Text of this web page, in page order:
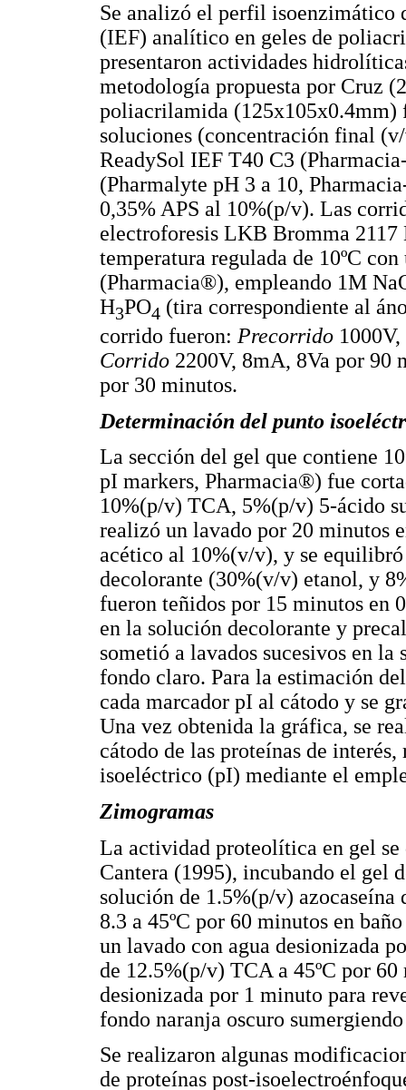
Se analizó el perfil isoenzimático
(IEF) analítico en geles de
presentaron actividades
metodología propuesta por Cruz
poliacrilamida (125x105x0.4mm)
soluciones (concentración final
ReadySol IEF T40 C3
(Pharmalyte pH 3 a 10,
0,35% APS al 10%(p/v). Las
electroforesis LKB Bromma
temperatura regulada de 10ºC
(Pharmacia®), empleando 1M
H3PO4 (tira correspondiente al
corrido fueron: Precorrido
Corrido 2200V, 8mA, 8Va por 90
por 30 minutos.
Determinación del punto
La sección del gel que contiene
pI markers, Pharmacia®) fue
10%(p/v) TCA, 5%(p/v) 5-ácido
realizó un lavado por 20 minutos
acético al 10%(v/v), y se
decolorante (30%(v/v) etanol, y
fueron teñidos por 15 minutos en
en la solución decolorante y
sometió a lavados sucesivos en
fondo claro. Para la estimación
cada marcador pI al cátodo y se
Una vez obtenida la gráfica, se
cátodo de las proteínas de
isoeléctrico (pI) mediante el
Zimogramas
La actividad proteolítica en gel
Cantera (1995), incubando el gel
solución de 1.5%(p/v)
8.3 a 45ºC por 60 minutos en
un lavado con agua desionizada
de 12.5%(p/v) TCA a 45ºC por
desionizada por 1 minuto para
fondo naranja oscuro
Se realizaron algunas
de proteínas post-